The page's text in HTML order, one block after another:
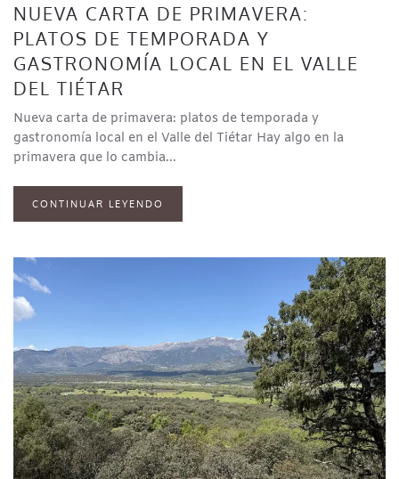
NUEVA CARTA DE PRIMAVERA:
PLATOS DE TEMPORADA Y
GASTRONOMÍA LOCAL EN EL VALLE
DEL TIÉTAR
Nueva carta de primavera: platos de temporada y
gastronomía local en el Valle del Tiétar Hay algo en la
primavera que lo cambia...
CONTINUAR LEYENDO